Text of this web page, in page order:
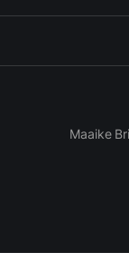
Maaike